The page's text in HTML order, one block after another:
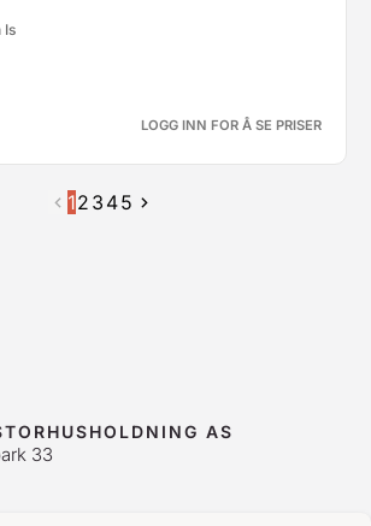
Is
LOGG INN FOR Å SE PRISER
12 3 45
AS
33